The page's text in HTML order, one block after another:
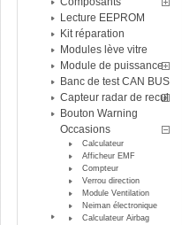
Lecture EEPROM
Kit réparation
Modules lève vitre
Module de puissance
Banc de test CAN BUS
Capteur radar de recul
Bouton Warning
Occasions
Calculateur
Afficheur EMF
Compteur
Verrou direction
Module Ventilation
Neiman électronique
Calculateur Airbag